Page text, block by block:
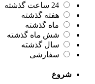
24 ساعت گذشته
هفته گذشته
ماه گذشته
شش ماه گذشته
سال گذشته
سفارشی
شروع